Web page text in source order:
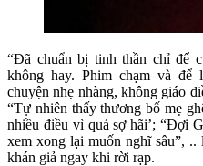
“Đã chuẩn bị tinh thần chỉ để
không hay. Phim chạm và
chuyện nhẹ nhàng, không giáo
“Tự nhiên thấy thương bố mẹ
nhiều điều vì quá sợ hãi’; “Đợi
xem xong lại muốn nghĩ sâu”, ..
khán giả ngay khi rời rạp.